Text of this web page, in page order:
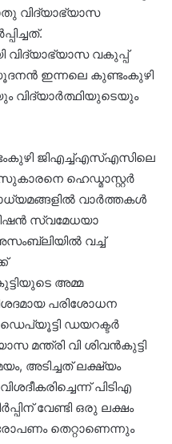
വിദ്യാഭ്യാസ
വിദ്യാഭ്യാസ വകുപ്പ്
ഇന്നലെ കുണ്ടംകുഴി
വിദ്യാർത്ഥിയുടെയും
ജിഎച്ച്എസ്എസിലെ
ഹെഡ്മാസ്റ്റർ
വാർത്തകൾ
സ്വമേധയാ
വച്ച്
അമ്മ
പരിശോധന
ഡയറക്ടർ
മന്ത്രി വി ശിവൻകുട്ടി
അടിച്ചത് ലക്ഷ്യം
പിടിഎ
വേണ്ടി ഒരു ലക്ഷം
തെറ്റാണെന്നും